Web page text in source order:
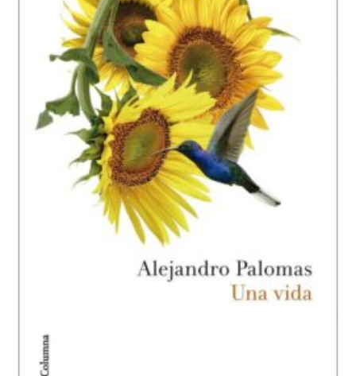
De
La
Mujer
Dormida,
Arturo
Pérez-
Reverte